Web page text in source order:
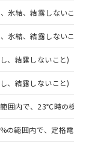
結、結露しないこと)
結、結露しないこと)
、結露しないこと)
、結露しないこと)
囲内で、23℃時の検
の範囲内で、定格電
うえ
業取扱
価格
ので
には、
もある
質）の
出す予
質）の
認中の
で、有
として
などや
RoHSの
の
へお問
、外国
商品